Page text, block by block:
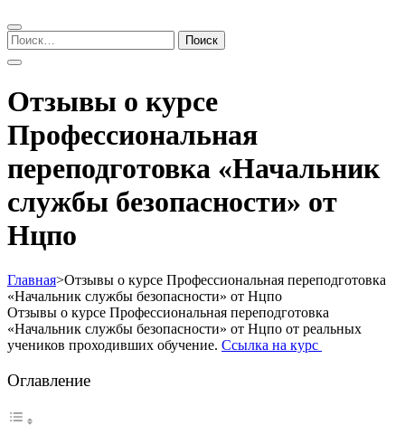
Найти:
Отзывы о курсе
Профессиональная
переподготовка «Начальник
службы безопасности» от
Нцпо
Главная>Отзывы о курсе Профессиональная переподготовка
«Начальник службы безопасности» от Нцпо
Отзывы о курсе Профессиональная переподготовка
«Начальник службы безопасности» от Нцпо от реальных
учеников проходивших обучение. Ссылка на курс
Оглавление